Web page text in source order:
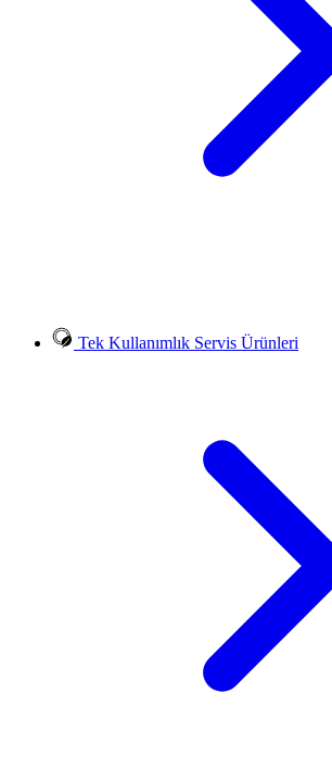
Tek Kullanımlık Servis Ürünleri